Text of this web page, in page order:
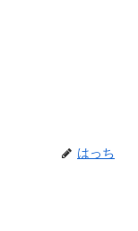
はっち